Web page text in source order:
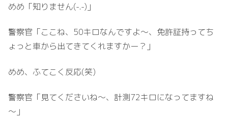
めめ「知りません(-.-)」
警察官「ここね、50キロなんですよ～、免許証持ってち
ょっと車から出てきてくれますかー？」
めめ、ふてこく反応(笑)
警察官「見てくださいね～、計測72キロになってますね
～」